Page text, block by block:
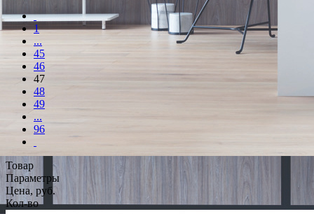
1
...
45
46
47
48
49
...
96
Товар
Параметры
Цена, руб.
Кол-во